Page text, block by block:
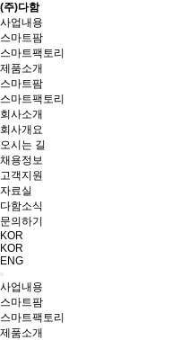
(주)다함
사업내용
스마트팜
스마트팩토리
제품소개
스마트팜
스마트팩토리
회사소개
회사개요
오시는 길
채용정보
고객지원
자료실
다함소식
문의하기
KOR
KOR
ENG
사업내용
스마트팜
스마트팩토리
제품소개